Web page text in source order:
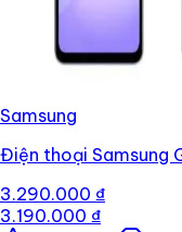
Samsung
Điện thoại Samsung
3.290.000 ₫
3.190.000 ₫